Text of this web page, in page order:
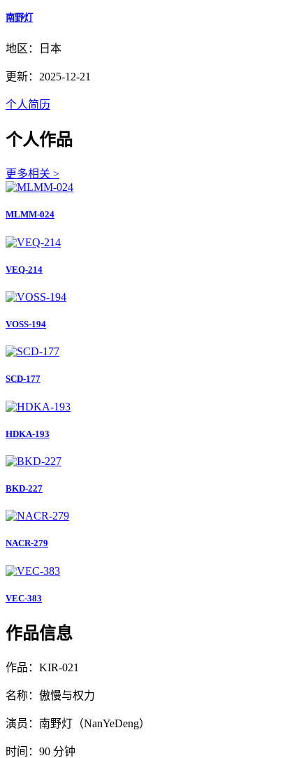
南野灯
地区：日本
更新：2025-12-21
个人简历
个人作品
更多相关 >
MLMM-024
VEQ-214
VOSS-194
SCD-177
HDKA-193
BKD-227
NACR-279
VEC-383
作品信息
作品：KIR-021
名称：傲慢与权力
演员：南野灯（NanYeDeng）
时间：90 分钟